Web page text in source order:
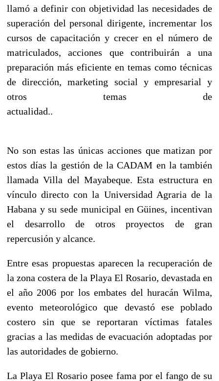
llamó a definir con objetividad las necesidades de
superación del personal dirigente, incrementar los
cursos de capacitación y crecer en el número de
matriculados, acciones que contribuirán a una
preparación más eficiente en temas como técnicas
de dirección, marketing social y empresarial y
otros temas de
actualidad..
No son estas las únicas acciones que matizan por
estos días la gestión de la CADAM en la también
llamada Villa del Mayabeque. Esta estructura en
vínculo directo con la Universidad Agraria de la
Habana y su sede municipal en Güines, incentivan
el desarrollo de otros proyectos de gran
repercusión y alcance.
Entre esas propuestas aparecen la recuperación de
la zona costera de la Playa El Rosario, devastada en
el año 2006 por los embates del huracán Wilma,
evento meteorológico que devastó ese poblado
costero sin que se reportaran víctimas fatales
gracias a las medidas de evacuación adoptadas por
las autoridades de gobierno.
La Playa El Rosario posee fama por el fango de su